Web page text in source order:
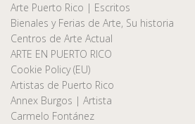
Arte Puerto Rico | Escritos
Bienales y Ferias de Arte, Su historia
Centros de Arte Actual
ARTE EN PUERTO RICO
Cookie Policy (EU)
Artistas de Puerto Rico
Annex Burgos | Artista
Carmelo Fontánez